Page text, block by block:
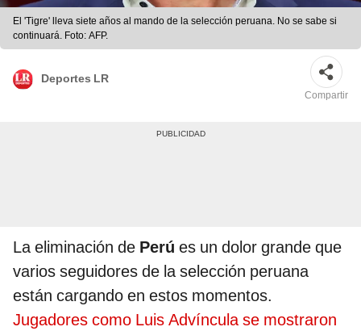
El 'Tigre' lleva siete años al mando de la selección peruana. No se sabe si
continuará. Foto: AFP.
Deportes LR
Compartir
La eliminación de Perú es un dolor grande que
varios seguidores de la selección peruana
están cargando en estos momentos.
Jugadores como Luis Advíncula se mostraron